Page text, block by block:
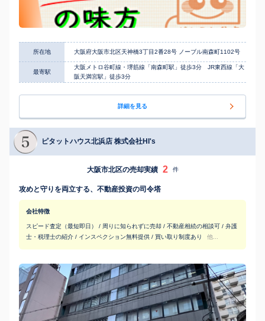
所在地 大阪府大阪市北区天神橋3丁目2番28号 ノーブル南森町1102号
最寄駅
大阪メトロ谷町線・堺筋線「南森町駅」徒歩3分 JR東西線「大
阪天満宮駅」徒歩3分
詳細を見る
ピタットハウス北浜店 株式会社HI's
大阪市北区の売却実績 2 件
攻めと守りを両立する、不動産投資の司令塔
会社特徴
スピード査定（最短即日） / 周りに知られずに売却 / 不動産相続の相談可 / 弁護
士・税理士の紹介 / インスペクション無料提供 / 買い取り制度あり
他...